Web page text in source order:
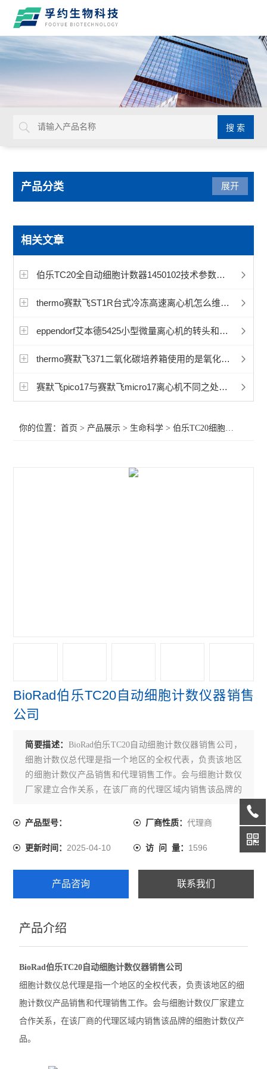
产品分类
赛默飞PowerFlex梯度PCR
赛默飞超微量分光光度计
洁净工作台
宏石实时荧光定量PCR
BioRad伯乐PTC Tempo梯度pcr
赛默飞311二氧化碳CO2培养箱
赛默飞QuantStudio5 PCR
赛默飞QuantStudio3 PCR
伯乐CFX Connect PCR仪
伯乐S1000 PCR仪
伯乐CFX Opus 96 PCR
伯乐CFX Duet荧光定量PCR
伯乐CFX Opus Deepwell
赛默飞QuantStudio1 PCR
赛默飞7500实时荧光定量PCR
赛默飞ProFlex 3x32梯度PCR
展开
相关文章
伯乐TC20全自动细胞计数器1450102技术参数说明
thermo赛默飞ST1R台式冷冻高速离心机怎么维护保养？
eppendorf艾本德5425小型微量离心机的转头和适配器怎么选择？
thermo赛默飞371二氧化碳培养箱使用的是氧化锆传感器还是电化学传感器？
赛默飞pico17与赛默飞micro17离心机不同之处在哪里
你的位置：首页 > 产品展示 > 生命科学 >伯乐TC20细胞计数器
BioRad伯乐TC20自动细胞计数仪器销售
公司
简要描述： BioRad伯乐TC20自动细胞计数仪器销售公司，
细胞计数仪总代理是指一个地区的全权代表，负责该地区
的细胞计数仪产品销售和代理销售工作。会与细胞计数仪
厂家建立合作关系，在该厂商的代理区域内销售该品牌的
产品型号： 厂商性质： 代理商
更新时间：2025-04-10 访 问 量： 1596
产品咨询 联系我们
产品介绍
BioRad伯乐TC20自动细胞计数仪器销售公司
细胞计数仪总代理是指一个地区的全权代表，负责该地区的细
胞计数仪产品销售和代理销售工作。会与细胞计数仪厂家建立
合作关系，在该厂商的代理区域内销售该品牌的细胞计数仪产
品。